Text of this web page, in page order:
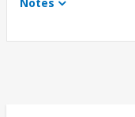
Notes